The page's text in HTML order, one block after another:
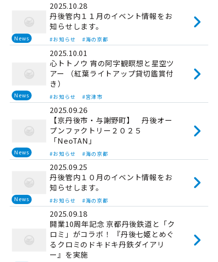
2025.10.28
News
丹後管内１１月のイベント情報をお
知らせします。
#お知らせ #海の京都
2025.10.01
News
心トトノウ 宵の阿字観瞑想と星空ツ
アー （紅葉ライトアップ貸切鑑賞付
き）
#お知らせ #宮津市
2025.09.26
News
【京丹後市・与謝野町】 丹後オー
プンファクトリー２０２５
「NeoTAN」
#お知らせ #海の京都
2025.09.25
News
丹後管内１０月のイベント情報をお
知らせします。
#お知らせ #海の京都
2025.09.18
開業10周年記念 京都丹後鉄道と「ク
ロミ」がコラボ！ 『丹後七姫とめぐ
るクロミのドキドキ丹鉄ダイアリ
ー』を実施